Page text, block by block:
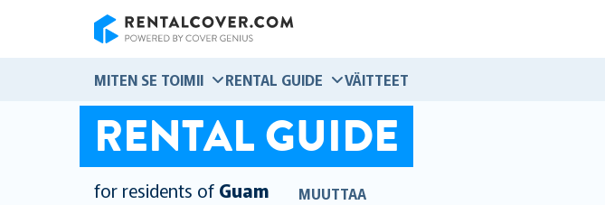
MITEN SE TOIMII RENTAL GUIDE VÄITTEET
RENTAL GUIDE
for residents of Guam MUUTTAA